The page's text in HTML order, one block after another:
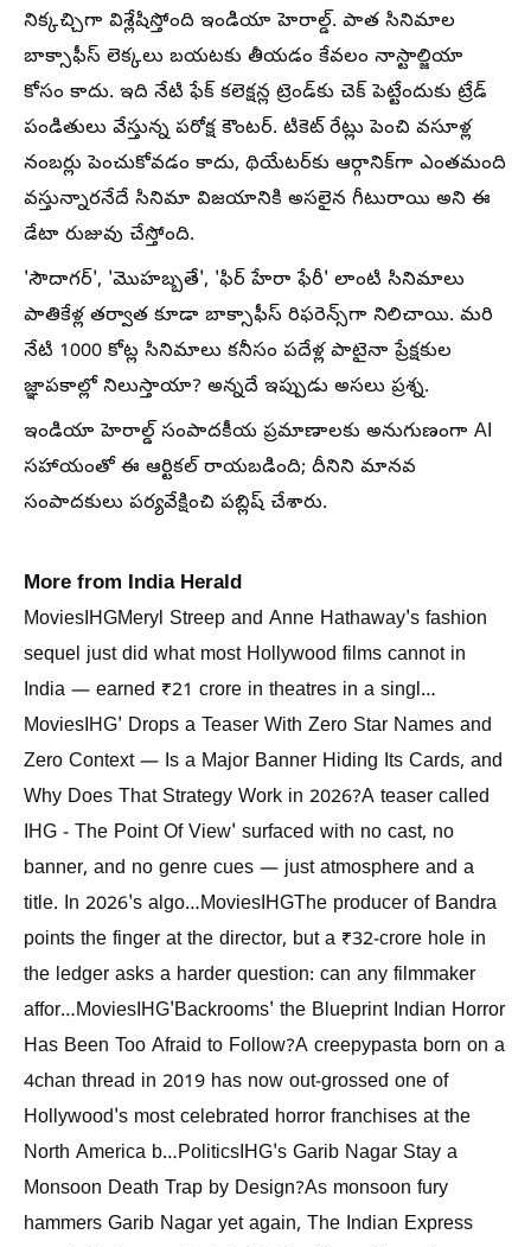
నిక్కచ్చిగా విశ్లేషిస్తోంది ఇండియా హెరాల్డ్. పాత సినిమాల
బాక్సాఫీస్ లెక్కలు బయటకు తీయడం కేవలం నాస్టాల్జియా
కోసం కాదు. ఇది నేటి ఫేక్ కలెక్షన్ల ట్రెండ్‌కు చెక్ పెట్టేందుకు ట్రేడ్
పండితులు వేస్తున్న పరోక్ష కౌంటర్. టికెట్ రేట్లు పెంచి వసూళ్ల
నంబర్లు పెంచుకోవడం కాదు, థియేటర్‌కు ఆర్గానిక్‌గా ఎంతమంది
వస్తున్నారనేదే సినిమా విజయానికి అసలైన గీటురాయి అని ఈ
డేటా రుజువు చేస్తోంది.
'సౌదాగర్', 'మొహబ్బతే', 'ఫిర్ హేరా ఫేరీ' లాంటి సినిమాలు
పాతికేళ్ల తర్వాత కూడా బాక్సాఫీస్ రిఫరెన్స్‌గా నిలిచాయి. మరి
నేటి 1000 కోట్ల సినిమాలు కనీసం పదేళ్ల పాటైనా ప్రేక్షకుల
జ్ఞాపకాల్లో నిలుస్తాయా? అన్నదే ఇప్పుడు అసలు ప్రశ్న.
ఇండియా హెరాల్డ్ సంపాదకీయ ప్రమాణాలకు అనుగుణంగా AI
సహాయంతో ఈ ఆర్టికల్ రాయబడింది; దీనిని మానవ
సంపాదకులు పర్యవేక్షించి పబ్లిష్ చేశారు.
More from India Herald
MoviesIHGMeryl Streep and Anne Hathaway's fashion
sequel just did what most Hollywood films cannot in
India — earned ₹21 crore in theatres in a singl…
MoviesIHG' Drops a Teaser With Zero Star Names and
Zero Context — Is a Major Banner Hiding Its Cards, and
Why Does That Strategy Work in 2026?A teaser called
IHG - The Point Of View' surfaced with no cast, no
banner, and no genre cues — just atmosphere and a
title. In 2026's algo…MoviesIHGThe producer of Bandra
points the finger at the director, but a ₹32-crore hole in
the ledger asks a harder question: can any filmmaker
affor…MoviesIHG'Backrooms' the Blueprint Indian Horror
Has Been Too Afraid to Follow?A creepypasta born on a
4chan thread in 2019 has now out-grossed one of
Hollywood's most celebrated horror franchises at the
North America b…PoliticsIHG's Garib Nagar Stay a
Monsoon Death Trap by Design?As monsoon fury
hammers Garib Nagar yet again, The Indian Express